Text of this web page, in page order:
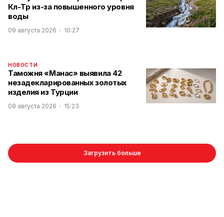
Көл-Төр из-за повышенного уровня
воды
09 августа 2026 10:27
НОВОСТИ
Таможня «Манас» выявила 42
незадекларированных золотых
изделия из Турции
08 августа 2026 15:23
Загрузить больше